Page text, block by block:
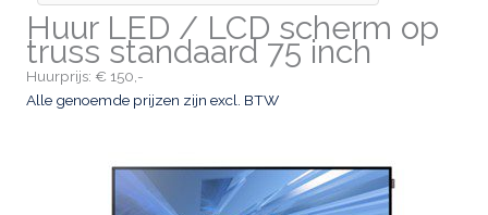
Huur LED / LCD scherm op
truss standaard 75 inch
Huurprijs: € 150,-
Alle genoemde prijzen zijn excl. BTW